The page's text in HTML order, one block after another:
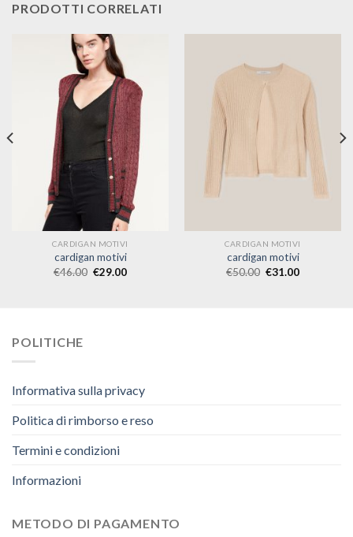
PRODOTTI CORRELATI
CARDIGAN MOTIVI
cardigan motivi
€46.00 €29.00
CARDIGAN MOTIVI
cardigan motivi
€50.00 €31.00
POLITICHE
Informativa sulla privacy
Politica di rimborso e reso
Termini e condizioni
Informazioni
METODO DI PAGAMENTO